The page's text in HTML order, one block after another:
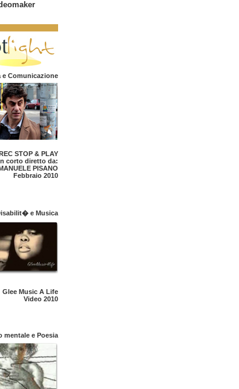
e Comunicazione
STOP & PLAY
corto diretto da:
PISANO
Febbraio 2010
e Musica
Glee Music A Life
Video 2010
mentale e Poesia